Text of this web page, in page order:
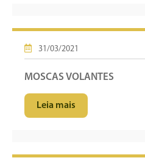
31/03/2021
MOSCAS VOLANTES
Leia mais